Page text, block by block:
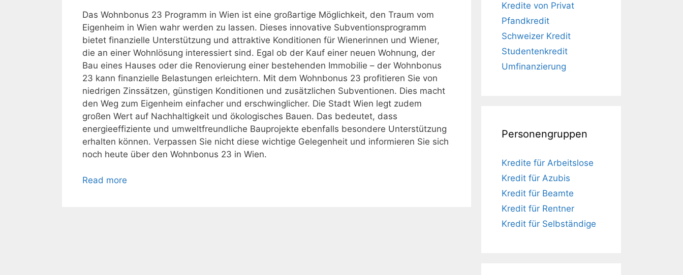
Das Wohnbonus 23 Programm in Wien ist eine großartige Möglichkeit, den Traum vom
Eigenheim in Wien wahr werden zu lassen. Dieses innovative Subventionsprogramm
bietet finanzielle Unterstützung und attraktive Konditionen für Wienerinnen und Wiener,
die an einer Wohnlösung interessiert sind. Egal ob der Kauf einer neuen Wohnung, der
Bau eines Hauses oder die Renovierung einer bestehenden Immobilie – der Wohnbonus
23 kann finanzielle Belastungen erleichtern. Mit dem Wohnbonus 23 profitieren Sie von
niedrigen Zinssätzen, günstigen Konditionen und zusätzlichen Subventionen. Dies macht
den Weg zum Eigenheim einfacher und erschwinglicher. Die Stadt Wien legt zudem
großen Wert auf Nachhaltigkeit und ökologisches Bauen. Das bedeutet, dass
energieeffiziente und umweltfreundliche Bauprojekte ebenfalls besondere Unterstützung
erhalten können. Verpassen Sie nicht diese wichtige Gelegenheit und informieren Sie sich
noch heute über den Wohnbonus 23 in Wien.
Read more
Kredite von Privat
Pfandkredit
Schweizer Kredit
Studentenkredit
Umfinanzierung
Personengruppen
Kredite für Arbeitslose
Kredit für Azubis
Kredit für Beamte
Kredit für Rentner
Kredit für Selbständige